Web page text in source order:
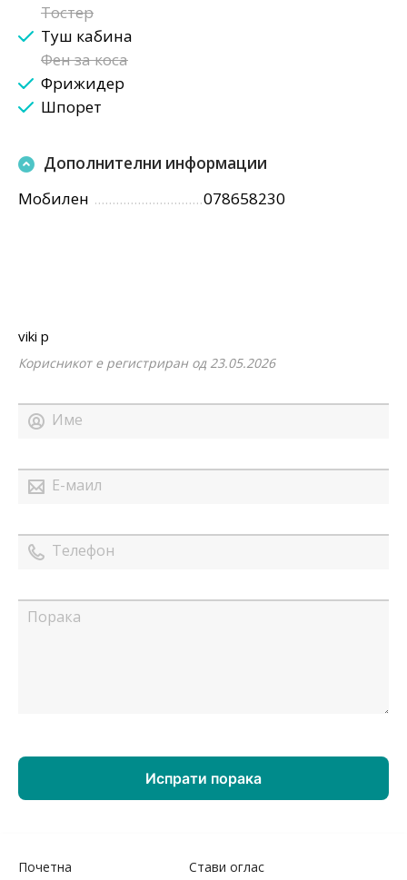
Тостер
Туш кабина
Фен за коса
Фрижидер
Шпорет
Дополнителни информации
Мобилен
078658230
viki p
Корисникот е регистриран од 23.05.2026
Почетна Стави оглас